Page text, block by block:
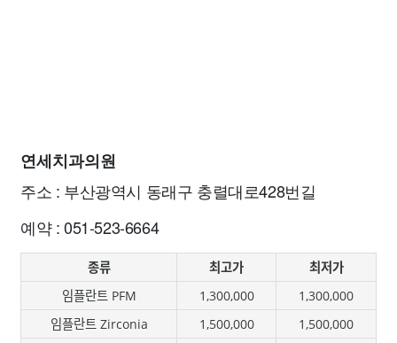
연세치과의원
주소 : 부산광역시 동래구 충렬대로428번길
예약 : 051-523-6664
종류 최고가
최저가
임플란트 PFM
1,300,000
1,300,000
임플란트 Zirconia
1,500,000
1,500,000